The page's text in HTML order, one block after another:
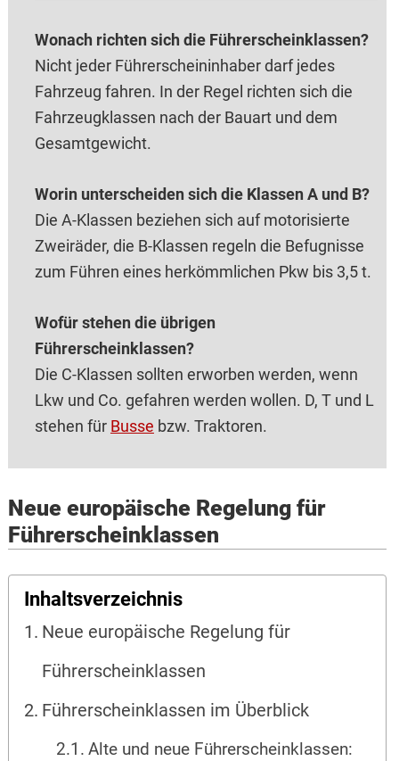
Wonach richten sich die Führerscheinklassen?
Nicht jeder Führerscheininhaber darf jedes
Fahrzeug fahren. In der Regel richten sich die
Fahrzeugklassen nach der Bauart und dem
Gesamtgewicht.
Worin unterscheiden sich die Klassen A und B?
Die A-Klassen beziehen sich auf motorisierte
Zweiräder, die B-Klassen regeln die Befugnisse
zum Führen eines herkömmlichen Pkw bis 3,5 t.
Wofür stehen die übrigen
Führerscheinklassen?
Die C-Klassen sollten erworben werden, wenn
Lkw und Co. gefahren werden wollen. D, T und L
stehen für Busse bzw. Traktoren.
Neue europäische Regelung für
Führerscheinklassen
Inhaltsverzeichnis
Neue europäische Regelung für
Führerscheinklassen
Führerscheinklassen im Überblick
Alte und neue Führerscheinklassen: